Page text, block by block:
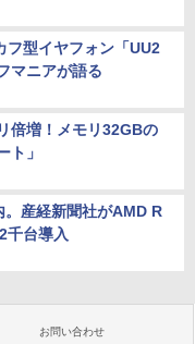
フ型イヤフォン「UU2
マニアが語る
倍増！メモリ32GBの
ト」
産経新聞社がAMD R
台導入
お問い合わせ